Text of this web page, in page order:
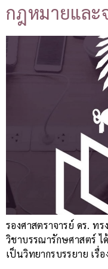
กฎหมายและ
รองศาสตราจารย์ ดร. ท
วิชาบรรณารักษศาสตร์
เป็นวิทยากรบรรยาย เรื่